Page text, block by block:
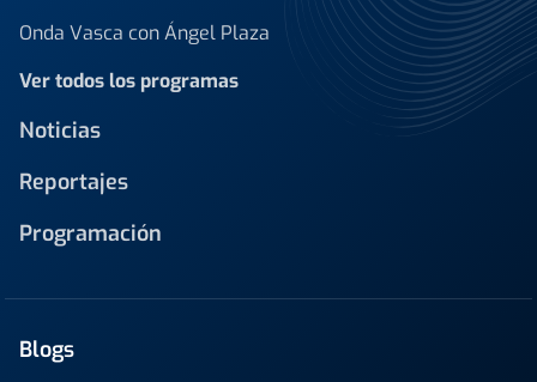
Onda Vasca con Ángel Plaza
Ver todos los programas
Noticias
Reportajes
Programación
Blogs